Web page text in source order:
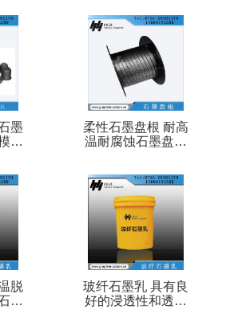
墨
具
柔性石墨盘根 耐高
温耐腐蚀石墨盘根
脱
墨
玻纤石墨乳 具有良
好的浸透性和透气